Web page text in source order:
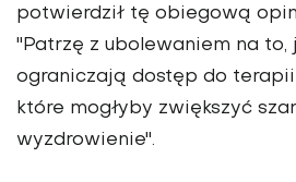
potwierdził tę obiegową
"Patrzę z ubolewaniem na to,
ograniczają dostęp do
które mogłyby zwiększyć
wyzdrowienie".